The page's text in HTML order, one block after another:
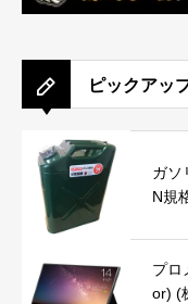
ピックアッ
ガソ
N規
プロ
or) (